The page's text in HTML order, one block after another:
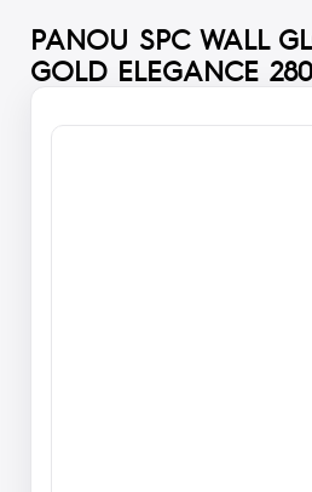
PANOU SPC WALL
GOLD ELEGANCE